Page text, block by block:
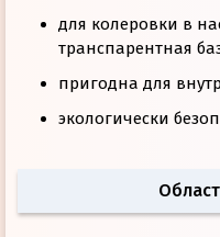
для колеровки в
транспарентная
пригодна для
экологически